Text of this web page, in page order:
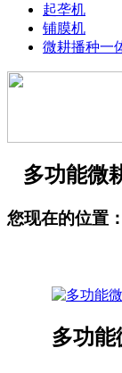
起垄机
铺膜机
微耕播种一
多功能微
您现在的位置：
多功能